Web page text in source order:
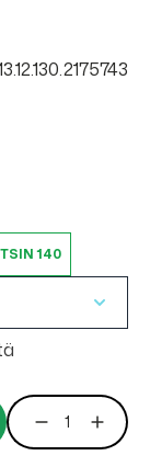
TSIN 140